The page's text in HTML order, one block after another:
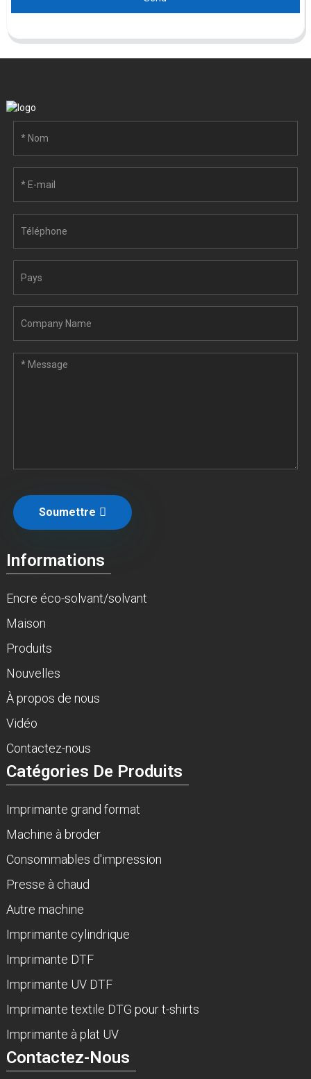
Soumettre
Informations
Encre éco-solvant/solvant
Maison
Produits
Nouvelles
À propos de nous
Vidéo
Contactez-nous
Catégories De Produits
Imprimante grand format
Machine à broder
Consommables d'impression
Presse à chaud
Autre machine
Imprimante cylindrique
Imprimante DTF
Imprimante UV DTF
Imprimante textile DTG pour t-shirts
Imprimante à plat UV
Contactez-Nous